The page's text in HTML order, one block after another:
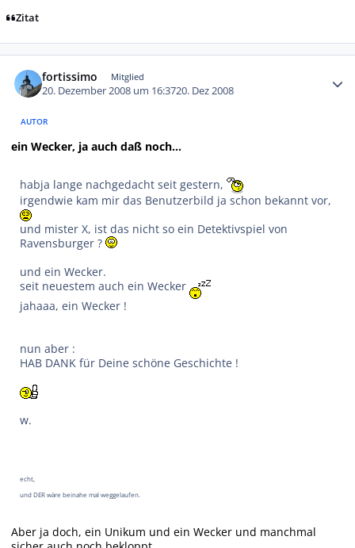
Zitat
fortissimo Mitglied
20. Dezember 2008 um 16:3720. Dez 2008
AUTOR
ein Wecker, ja auch daß noch...
habja lange nachgedacht seit gestern,
irgendwie kam mir das Benutzerbild ja schon bekannt vor,
und mister X, ist das nicht so ein Detektivspiel von
Ravensburger ?
und ein Wecker.
seit neuestem auch ein Wecker
jahaaa, ein Wecker !
nun aber :
HAB DANK für Deine schöne Geschichte !
w.
echt,
und DER wäre beinahe mal weggelaufen.
Aber ja doch, ein Unikum und ein Wecker und manchmal